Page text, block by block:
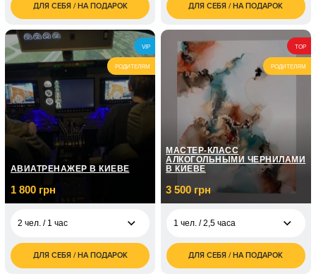
2 700
грн
6 чел. / 2 часа
4 800
грн
ДЛЯ СЕБЯ / НА ПОДАРОК
грн
1 чел. / Курс
фортепиано / 8
занятий по 1 часу
5 050
грн
1 чел. / Курс
фортепиано / 12
занятий по 1 часу
ДЛЯ СЕБЯ / НА ПОДАРОК
VIP
РОДИТЕЛЯМ
АВИАТРЕНАЖЕР В КИЕВЕ
1 800 грн
2 чел. / 1 час
1 800
грн
ДЛЯ СЕБЯ / НА ПОДАРОК
TOP
РОДИТЕЛЯМ
МАСТЕР-КЛАСС
АЛКОГОЛЬНЫМИ ЧЕРНИЛАМИ
В КИЕВЕ
3 500 грн
1 чел. / 2,5 часа
3 500
грн
ДЛЯ СЕБЯ / НА ПОДАРОК